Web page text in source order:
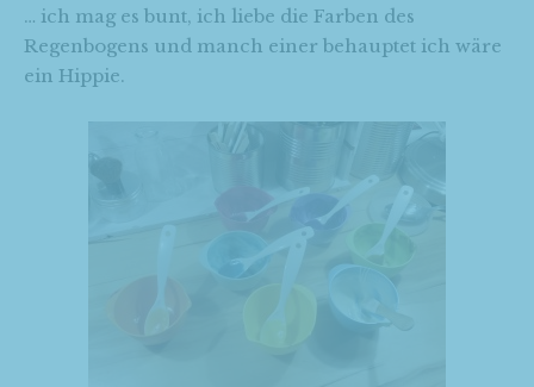
… ich mag es bunt, ich liebe die Farben des
Regenbogens und manch einer behauptet ich wäre
ein Hippie.